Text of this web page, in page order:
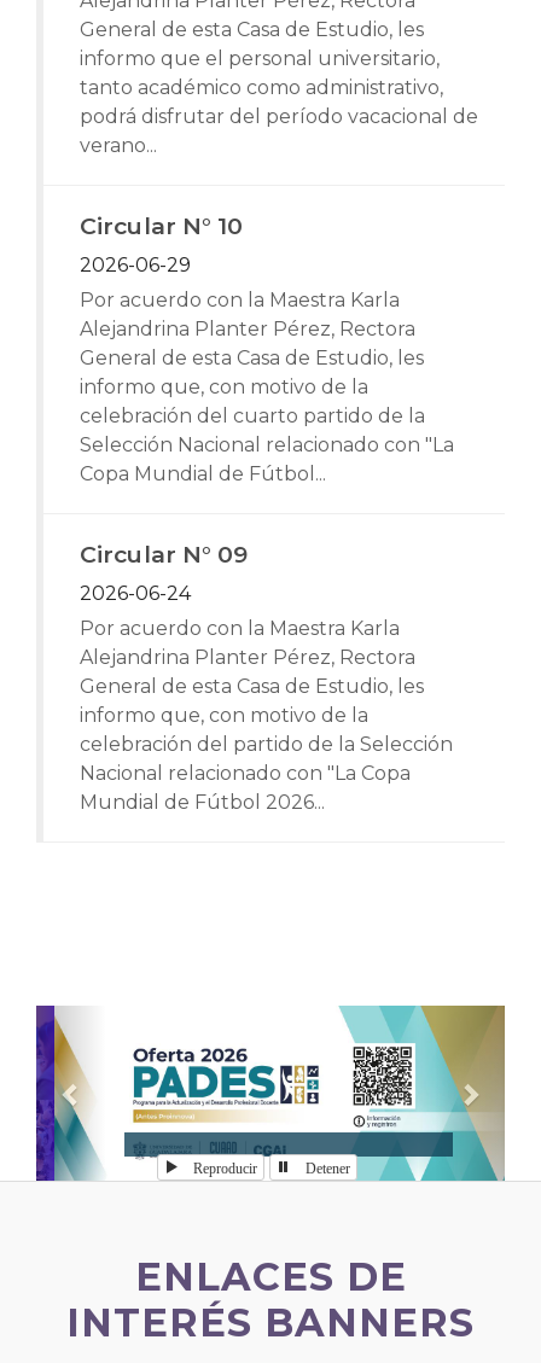
General de esta Casa de Estudio, les
informo que el personal universitario,
tanto académico como administrativo,
podrá disfrutar del período vacacional de
verano...
Circular N° 10
2026-06-29
Por acuerdo con la Maestra Karla
Alejandrina Planter Pérez, Rectora
General de esta Casa de Estudio, les
informo que, con motivo de la
celebración del cuarto partido de la
Selección Nacional relacionado con "La
Copa Mundial de Fútbol...
Circular N° 09
2026-06-24
Por acuerdo con la Maestra Karla
Alejandrina Planter Pérez, Rectora
General de esta Casa de Estudio, les
informo que, con motivo de la
celebración del partido de la Selección
Nacional relacionado con "La Copa
Mundial de Fútbol 2026...
Reproducir Detener
ENLACES DE
INTERÉS BANNERS